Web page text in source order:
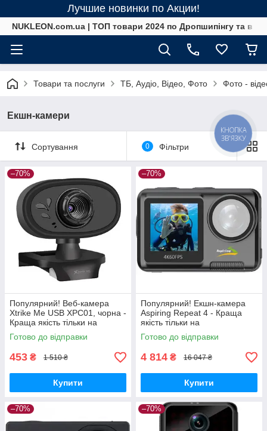
Лучшие новинки по Акции!
NUKLEON.com.ua | ТОП товари 2024 по Дропшипінгу та в
Товари та послуги ТБ, Аудіо, Відео, Фото Фото -
Екшн-камери
Сортування 0 Фільтри
–70%
Популярний! Веб-камера
Xtrike Me USB XPC01, чорна -
Краща якість тільки на
Nukleon.com.ua
Готово до відправки
453 ₴ 1 510 ₴
Купити
–70%
Популярний! Екшн-камера
Aspiring Repeat 4 - Краща
якість тільки на
Nukleon.com.ua
Готово до відправки
4 814 ₴ 16 047 ₴
Купити
–70% –70%
КНОПКА
ЗВ'ЯЗКУ